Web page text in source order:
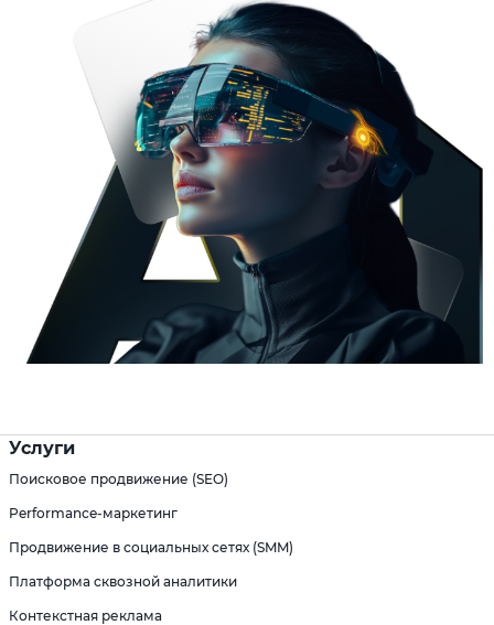
Услуги
Поисковое продвижение (SEO)
Performance-маркетинг
Продвижение в социальных сетях (SMM)
Платформа сквозной аналитики
Контекстная реклама